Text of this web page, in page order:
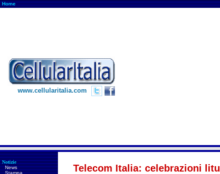
Home
www.cellularitalia.com
Notizie
News
Stampa
Telecom Italia: celebrazioni